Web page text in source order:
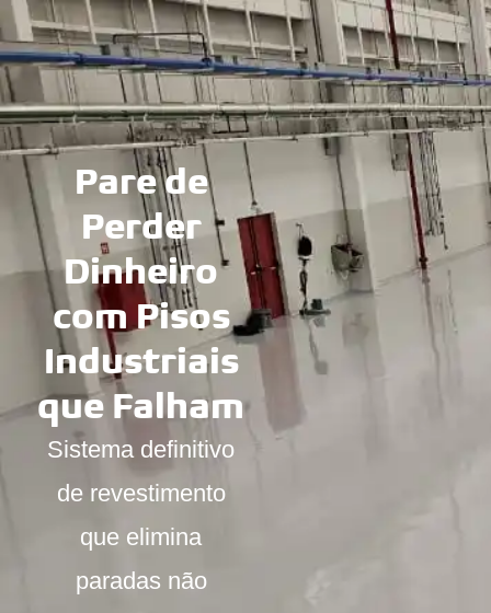
Pare de
Perder
Dinheiro
com Pisos
Industriais
que Falham
Sistema definitivo
de revestimento
que elimina
paradas não